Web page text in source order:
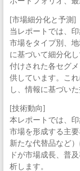
[市場細分化と予測]
当レポートでは、
市場をタイプ別、
に基づいて細分化
付けされた各セグ
供しています。こ
し、情報に基づい
[技術動向]
本レポートでは、
市場を形成する主
新たな代替品など
ドが市場成長、普
析します。